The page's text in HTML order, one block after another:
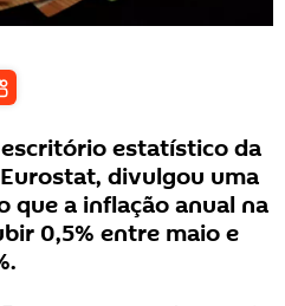
estatístico da
divulgou uma
a inflação anual na
0,5% entre maio e